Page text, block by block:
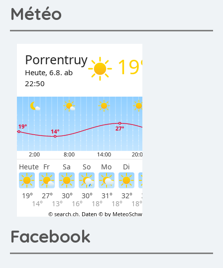
Météo
Facebook